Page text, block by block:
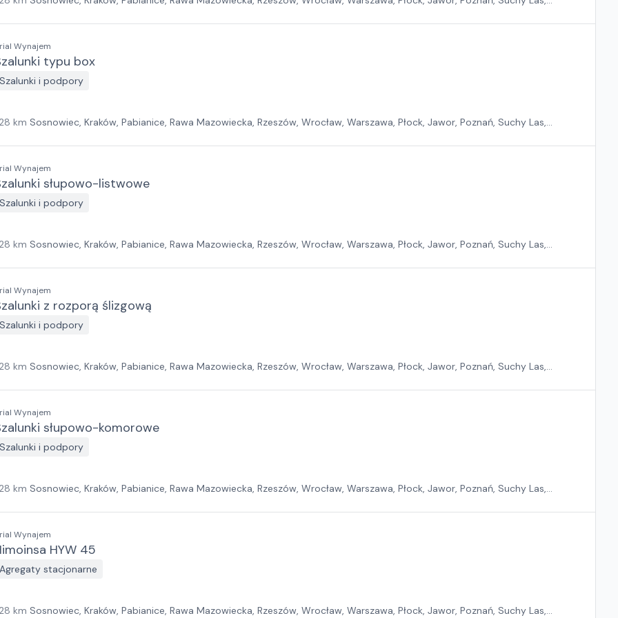
Wynajem
typu box
Szalunki i podpory
km Sosnowiec, Kraków, Pabianice, Rawa Mazowiecka, Rzeszów, Wrocław, Warszawa, Płock, Jawor, Poznań, Suchy Las,
Wynajem
słupowo-listwowe
Szalunki i podpory
km Sosnowiec, Kraków, Pabianice, Rawa Mazowiecka, Rzeszów, Wrocław, Warszawa, Płock, Jawor, Poznań, Suchy Las,
Wynajem
z rozporą ślizgową
Szalunki i podpory
km Sosnowiec, Kraków, Pabianice, Rawa Mazowiecka, Rzeszów, Wrocław, Warszawa, Płock, Jawor, Poznań, Suchy Las,
Wynajem
słupowo-komorowe
Szalunki i podpory
km Sosnowiec, Kraków, Pabianice, Rawa Mazowiecka, Rzeszów, Wrocław, Warszawa, Płock, Jawor, Poznań, Suchy Las,
Wynajem
HYW 45
Agregaty stacjonarne
km Sosnowiec, Kraków, Pabianice, Rawa Mazowiecka, Rzeszów, Wrocław, Warszawa, Płock, Jawor, Poznań, Suchy Las,